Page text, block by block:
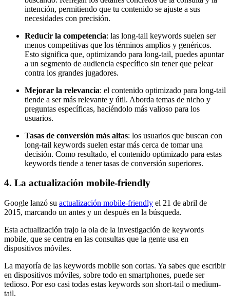
intención, permitiendo que tu contenido se ajuste a sus
necesidades con precisión.
Reducir la competencia: las long-tail keywords suelen ser
menos competitivas que los términos amplios y genéricos.
Esto significa que, optimizando para long-tail, puedes apuntar
a un segmento de audiencia específico sin tener que pelear
contra los grandes jugadores.
Mejorar la relevancia: el contenido optimizado para long-tail
tiende a ser más relevante y útil. Aborda temas de nicho y
preguntas específicas, haciéndolo más valioso para los
usuarios.
Tasas de conversión más altas: los usuarios que buscan con
long-tail keywords suelen estar más cerca de tomar una
decisión. Como resultado, el contenido optimizado para estas
keywords tiende a tener tasas de conversión superiores.
4. La actualización mobile-friendly
Google lanzó su actualización mobile-friendly el 21 de abril de
2015, marcando un antes y un después en la búsqueda.
Esta actualización trajo la ola de la investigación de keywords
mobile, que se centra en las consultas que la gente usa en
dispositivos móviles.
La mayoría de las keywords mobile son cortas. Ya sabes que escribir
en dispositivos móviles, sobre todo en smartphones, puede ser
tedioso. Por eso casi todas estas keywords son short-tail o medium-
tail.